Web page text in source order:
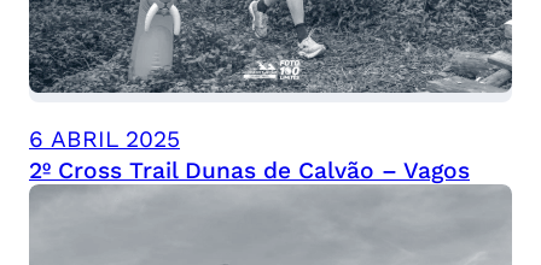
6 ABRIL 2025
2º Cross Trail Dunas de Calvão – Vagos